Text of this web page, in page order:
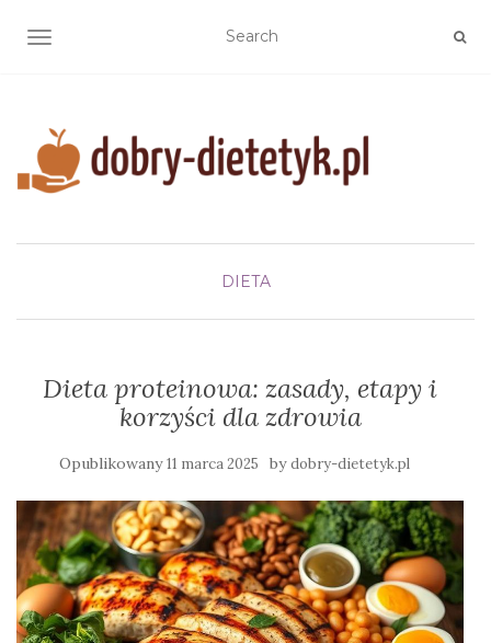
TOGGLE NAVIGATION
DIETA
Dieta proteinowa: zasady, etapy i
korzyści dla zdrowia
Opublikowany11 marca 2025 bydobry-dietetyk.pl